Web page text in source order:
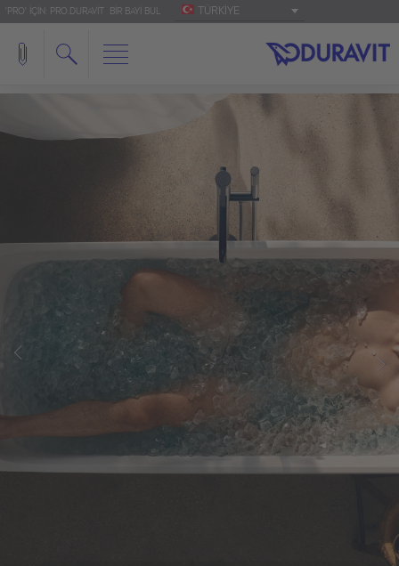
'PRO' IÇIN: PRO.DURAVIT BIR BAYI BUL TÜRKIYE